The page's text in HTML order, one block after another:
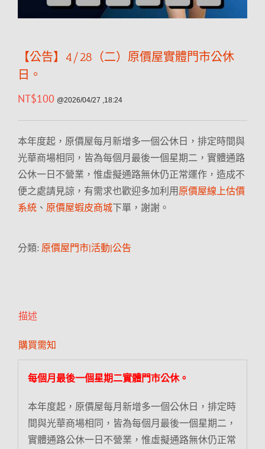
【公告】4/28（二）原價屋實體門市公休
日。
NT$100 @2026/04/27 ,18:24
本年度起，原價屋每月新增多一個公休日，排定時間與
光華商場相同，皆為每個月最後一個星期二，實體通路
公休一日不營業，惟虛擬通路無休仍正常運作，造成不
便之處請見諒，有需求也歡迎多加利用 原價屋線上估價
系統 、 原價屋蝦皮商城下單，謝謝。
分類: 原價屋門市|活動|公告
描述
購買需知
每個月最後一個星期二實體門市公休。
本年度起，原價屋每月新增多一個公休日，排定時
間與光華商場相同，皆為每個月最後一個星期二，
實體通路公休一日不營業，惟虛擬通路無休仍正常